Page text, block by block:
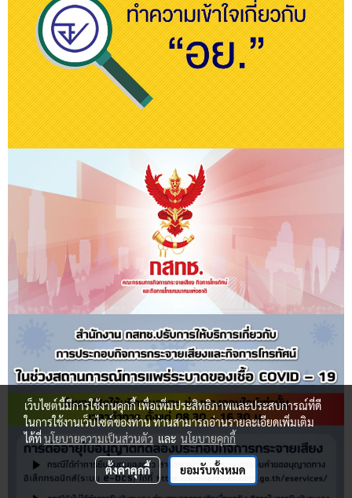
เว็บไซต์นี้มีการใช้งานคุกกี้ เพื่อเพิ่มประสิทธิภาพและประสบการณ์ที่ดี
ในการใช้งานเว็บไซต์ของท่าน ท่านสามารถอ่านรายละเอียดเพิ่มเติม
ได้ที่นโยบายความเป็นส่วนตัว และ นโยบายคุกกี้
ตั้งค่าคุกกี้ ยอมรับทั้งหมด